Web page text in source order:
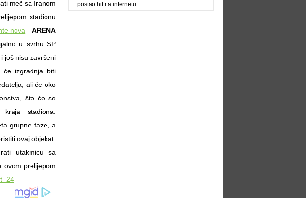
meč sa Iranom
stadionu
ARENA
u svrhu SP
još nisu završeni
izgradnja biti
ali će oko
što će se
stadiona.
grupne faze, a
ovaj objekat.
utakmicu sa
ovom prelijepom
postao hit na internetu